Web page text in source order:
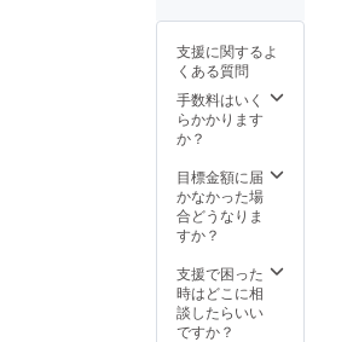
の贈り
主名を
備考欄
にご記
入くだ
さい。
業ロゴ
②Web
媒体や
SNSに
ご希望
の企業
業ロゴ
を掲載
③しっ
しーの
の利用
権 ※イ
ンド放
浪記
支援に関するよ
くある質問
手数料はいく
らかかります
か？
目標金額に届
かなかった場
合どうなりま
すか？
支援で困った
時はどこに相
談したらいい
ですか？